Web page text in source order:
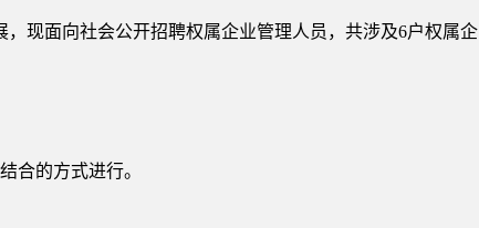
现面向社会公开招聘权属企业管理人员，共涉及6户权属企
合的方式进行。